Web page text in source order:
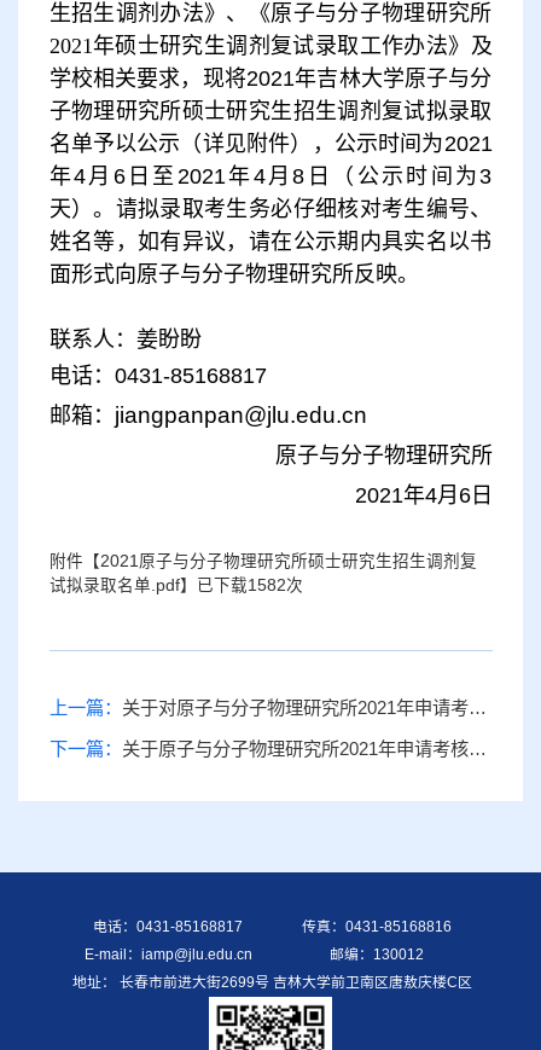
生招生调剂办法》、《原子与分子物理研究所
2021年硕士研究生调剂复试录取工作办法》 及
学校相关要求，现将2021年吉林大学原子与分
子物理研究所硕士研究生招生调剂复试拟录取
名单予以公示（详见附件），公示时间为2021
年4月6日至2021年4月8日（公示时间为3
天）。请拟录取考生务必仔细核对考生编号、
姓名等，如有异议，请在公示期内具实名以书
面形式向原子与分子物理研究所反映。
联系人：姜盼盼
电话：0431-85168817
邮箱： jiangpanpan@jlu.edu.cn
原子与分子物理研究所
2021年4月6日
附件【 2021原子与分子物理研究所硕士研究生招生调剂复
试拟录取名单.pdf】已下载1582次
上一篇： 关于对原子与分子物理研究所2021年申请考核制博士学位研究生拟录取名单的公示
下一篇： 关于原子与分子物理研究所2021年申请考核制博士学位研究生招生进入综合考核的考生名单的公示
电话：0431-85168817
传真：0431-85168816
E-mail：iamp@jlu.edu.cn
邮编：130012
地址： 长春市前进大街2699号 吉林大学前卫南区唐敖庆楼C区